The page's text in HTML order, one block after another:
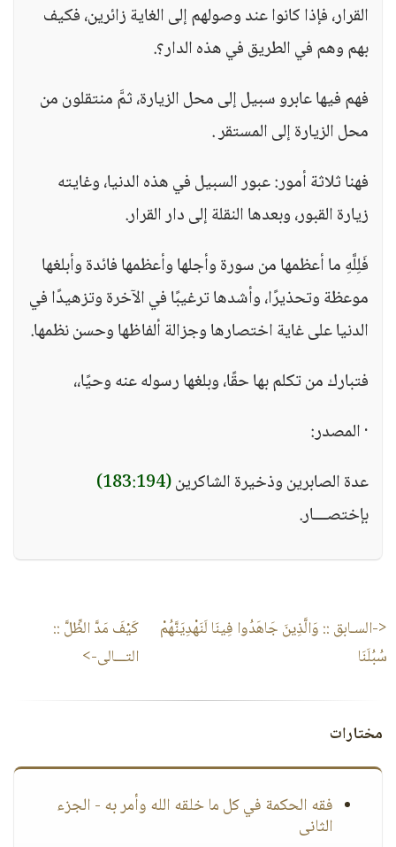
القرار، فإذا كانوا عند وصولهم إلى الغاية زائرين، فكيف
بهم وهم في الطريق في هذه الدار؟.
فهم فيها عابرو سبيل إلى محل الزيارة، ثمَّ منتقلون من
محل الزيارة إلى المستقر .
فهنا ثلاثة أمور: عبور السبيل في هذه الدنيا، وغايته
زيارة القبور، وبعدها النقلة إلى دار القرار.
فَلِلَّهِ ما أعظمها من سورة وأجلها وأعظمها فائدة وأبلغها
موعظة وتحذيرًا، وأشدها ترغيبًا في الآخرة وتزهيدًا في
الدنيا على غاية اختصارها وجزالة ألفاظها وحسن نظمها.
فتبارك من تكلم بها حقًا، وبلغها رسوله عنه وحيًا،،
· المصدر:
عدة الصابرين وذخيرة الشاكرين(183:194)
بإختصـــار.
<-السـابق :: وَالَّذِينَ جَاهَدُوا فِينَا لَنَهْدِيَنَّهُمْ
سُبُلَنَا
كَيْفَ مَدَّ الظِّلَّ ::
التـــالى->
مختارات
فقه الحكمة في كل ما خلقه الله وأمر به - الجزء
الثانى